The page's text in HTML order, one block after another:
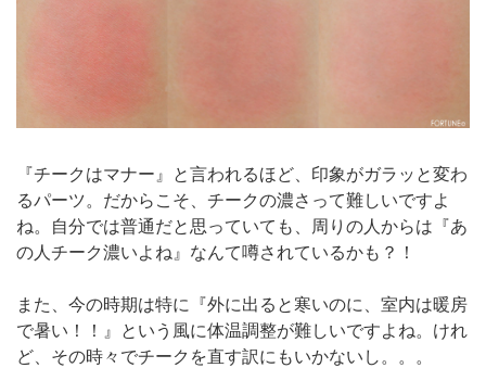
『チークはマナー』と言われるほど、印象がガラッと変わ
るパーツ。だからこそ、チークの濃さって難しいですよ
ね。自分では普通だと思っていても、周りの人からは『あ
の人チーク濃いよね』なんて噂されているかも？！
また、今の時期は特に『外に出ると寒いのに、室内は暖房
で暑い！！』という風に体温調整が難しいですよね。けれ
ど、その時々でチークを直す訳にもいかないし。。。